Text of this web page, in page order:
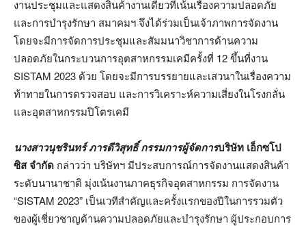
งานประชุมและแสดงสินค้างานเดียวที่เน้นเรื่องความปลอดภัย
และการบำรุงรักษา สมาคมฯ จึงได้ร่วมเป็นเจ้าภาพการจัดงาน
โดยจะมีการจัดการประชุมและสัมมนาวิชาการด้านความ
ปลอดภัยในกระบวนการอุตสาหกรรมเคมีครั้งที่ 12 ขึ้นที่งาน
SISTAM 2023 ด้วย โดยจะมีการบรรยายและเสวนาในเรื่องความ
ท้าทายในการตรวจสอบ และการวิเคราะห์ความเสี่ยงในโรงกลั่น
และอุตสาหกรรมปิโตรเคมี
นางสาวนุชรินทร์ ภารดีวิสุทธิ์ กรรมการผู้จัดการบริษัท เอ็กซโป
ซิส จำกัด กล่าวว่า บริษัทฯ มีประสบการณ์การจัดงานแสดงสินค้า
ระดับนานาชาติ มุ่งเน้นงานภาคธุรกิจอุตสาหกรรม การจัดงาน
“SISTAM 2023” เป็นเวทีสำคัญและครั้งแรกของปีในการรวมตัว
ของผู้เชี่ยวชาญด้านความปลอดภัยและบำรุงรักษา ผู้ประกอบการ